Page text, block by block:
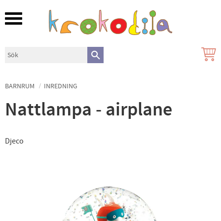
Meny
BARNRUM INREDNING
Nattlampa - airplane
Djeco